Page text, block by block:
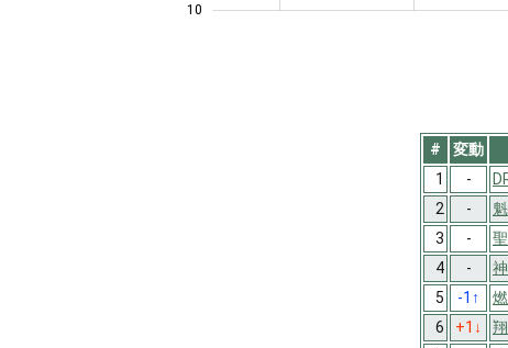
10
# 変動
1
-
2
-
3
-
4
-
5
-1 ↑
6
+1 ↓